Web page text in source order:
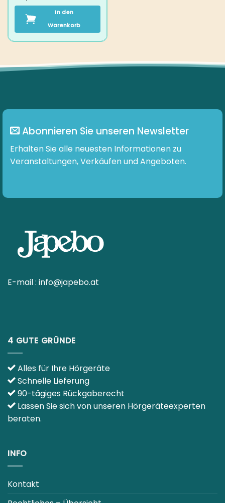
Erhalten Sie alle neuesten Informationen zu
E-mail :info@japebo.at
Schnelle Lieferung
90-tägiges Rückgaberecht
Lassen Sie sich von unseren Hörgeräteexperten
beraten.
INFO
CO2 NEUTRALE WEBSEITE